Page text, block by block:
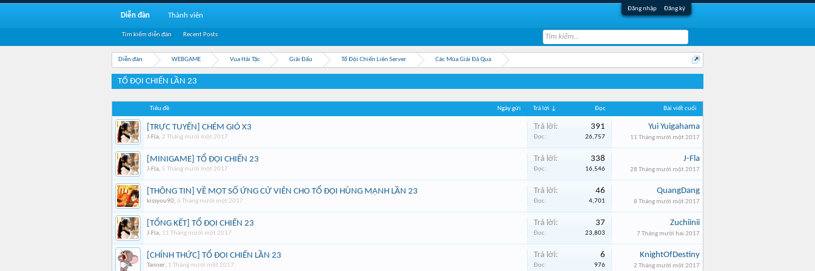
Đăng nhập Đăng ký
Diễn đàn WEBGAME Vua Hải Tặc Giải Đấu Tổ Đội Chiến Liên Server Các Mùa Giải Đã Qua
TỔ ĐỘI CHIẾN LẦN 23
Tiêu đề Ngày gửi Trả lời ↓ Đọc Bài viết cuối
[TRỰC TUYẾN] CHÉM GIÓ X3
J-Fla, 2 Tháng mười một 2017
Trả lời: 391
Đọc: 26,757
Yui Yuigahama
11 Tháng mười một 2017
[MINIGAME] TỔ ĐỘI CHIẾN 23
J-Fla, 5 Tháng mười một 2017
Trả lời: 338
Đọc: 16,546
J-Fla
28 Tháng mười một 2017
[THÔNG TIN] VỀ MỘT SỐ ỨNG CỬ VIÊN CHO TỔ ĐỘI HÙNG MẠNH LẦN 23
kissyou90, 6 Tháng mười một 2017
Trả lời: 46
Đọc: 4,701
QuangDang
8 Tháng mười một 2017
[TỔNG KẾT] TỔ ĐỘI CHIẾN 23
J-Fla, 11 Tháng mười một 2017
Trả lời: 37
Đọc: 23,803
Zuchiinii
7 Tháng mười hai 2017
[CHÍNH THỨC] TỔ ĐỘI CHIẾN LẦN 23
Tanner, 1 Tháng mười một 2017
Trả lời: 6
Đọc: 976
KnightOfDestiny
2 Tháng mười một 2017
Diễn đàn
Tìm kiếm diễn đàn Recent Posts
Thành viên